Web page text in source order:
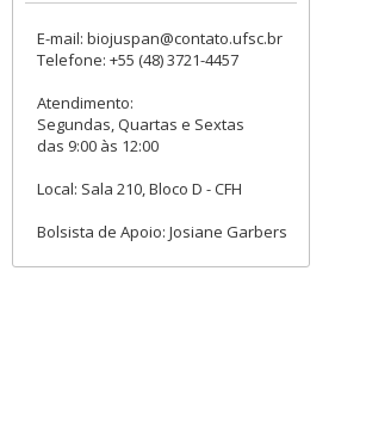
E-mail: biojuspan@contato.ufsc.br
Telefone: +55 (48) 3721-4457
Atendimento:
Segundas, Quartas e Sextas
das 9:00 às 12:00
Local: Sala 210, Bloco D - CFH
Bolsista de Apoio: Josiane Garbers